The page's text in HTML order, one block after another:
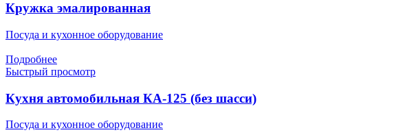
Кружка эмалированная
Посуда и кухонное оборудование
Подробнее
Быстрый просмотр
Кухня автомобильная КА-125 (без шасси)
Посуда и кухонное оборудование